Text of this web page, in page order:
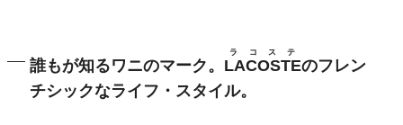
誰もが知るワニのマーク。 LACOSTE
ラコステ
のフレン
チシックなライフ・スタイル。